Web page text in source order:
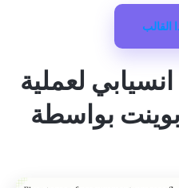
القالب
لعملية
بواسطة